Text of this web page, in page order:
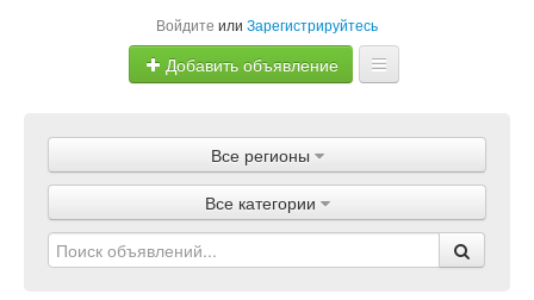
Войдите или Зарегистрируйтесь
Добавить объявление
Объявления
Магазины
Услуги
Все регионы
Все категории